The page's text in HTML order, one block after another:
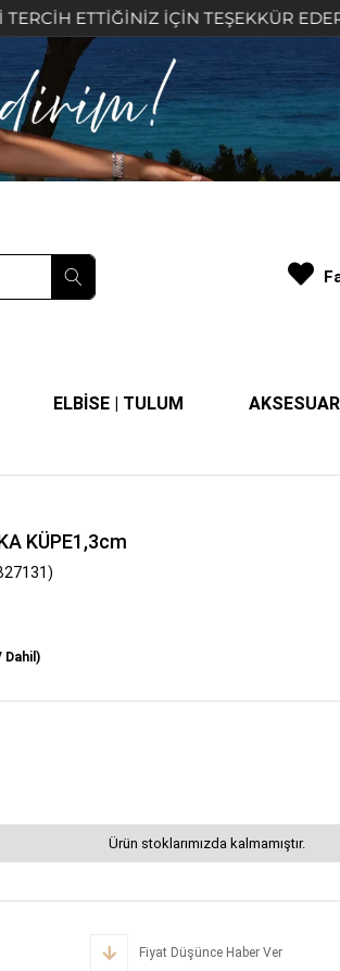
İÇİN TEŞEKKÜR EDER, KEYİFLİ
ELBİSE | TULUM AKSESUAR
KÜPE1,3cm
Dahil)
Ürün stoklarımızda kalmamıştır.
Fiyat Düşünce Haber Ver